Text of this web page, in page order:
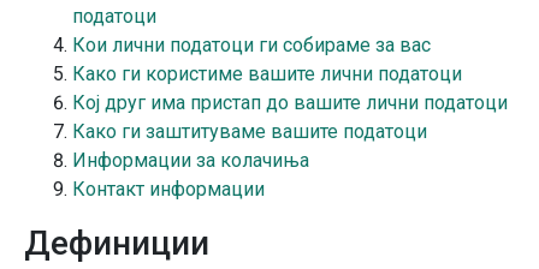
податоци
Кои лични податоци ги собираме за вас
Како ги користиме вашите лични податоци
Кој друг има пристап до вашите лични податоци
Како ги заштитуваме вашите податоци
Информации за колачиња
Контакт информации
Дефиниции